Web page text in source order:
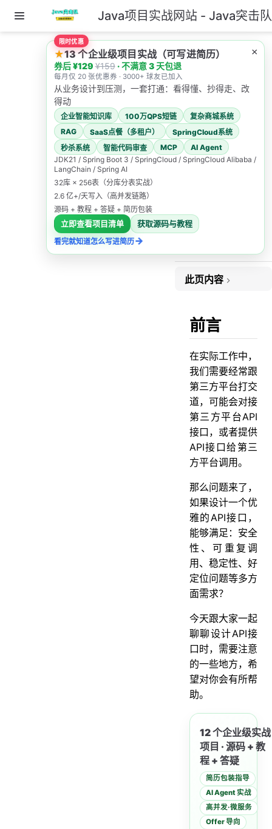
跳至主要內容 Java项目实战网站 - Java突击队
主页
1.高并发系统如何设
计？
5.如何设计一个优雅的
API?
5.如何设
Java突击队
此页内容
1. 签名
2. 加密
3. ip白名单
4. 限流
5. 参数校验
6. 统一返回值
7. 统一封装异常
8. 请求日志
10. 限制记录条数
11. 压测
12. 异步处理
13. 数据脱敏
14. 完整的接口文档
前言
在实际工作中，
我们需要经常跟
第三方平台打交
道，可能会对接
第三方平台API
接口，或者提供
API接口给第三
方平台调用。
那么问题来了，
如果设计一个优
雅的API接口，
能够满足：安全
性、可重复调
用、稳定性、好
定位问题等多方
面需求？
今天跟大家一起
聊聊设计API接
口时，需要注意
的一些地方，希
望对你会有所帮
助。
12 个企业级实战
项目 · 源码 + 教
程 + 答疑
简历包装指导
AI Agent 实战
高并发·微服务
Offer 导向
×
限时优惠
★13 个企业级项目实战（可写进简历）
券后 ¥129¥159· 不满意 3 天包退
每月仅 20 张优惠券 · 3000+ 球友已加入
从业务设计到压测，一套打通：看得懂、抄得走、改
得动
企业智能知识库 100万QPS短链
复杂商城系统
RAG
SaaS点餐（多租户）
SpringCloud系统
秒杀系统
智能代码审查 MCP
AI Agent
JDK21 / Spring Boot 3 / SpringCloud / SpringCloud Alibaba /
LangChain / Spring AI
32库 × 256表（分库分表实战）
2.6 亿+/天写入（高并发链路）
源码 + 教程 + 答疑 + 简历包装
立即查看项目清单
获取源码与教程
看完就知道怎么写进简历→